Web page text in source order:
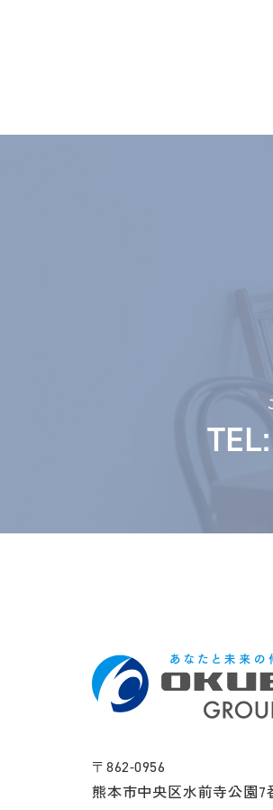
〒862-0956
熊本市中央区水前寺公園7